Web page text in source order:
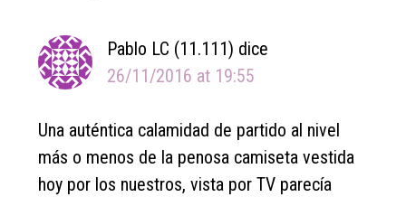
Pablo LC (11.111) dice
26/11/2016 at 19:55
Una auténtica calamidad de partido al nivel
más o menos de la penosa camiseta vestida
hoy por los nuestros, vista por TV parecía